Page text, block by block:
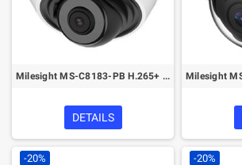
Milesight MS-C8183-PB H.265+ IR Mini Dome Network Camera
DETAILS
-20% -20%